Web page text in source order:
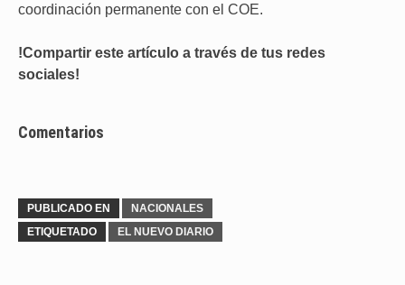
coordinación permanente con el COE.
!Compartir este artículo a través de tus redes
sociales!
Comentarios
PUBLICADO EN
NACIONALES
ETIQUETADO
EL NUEVO DIARIO